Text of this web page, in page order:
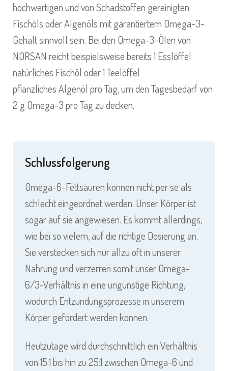
hochwertigen und von Schadstoffen gereinigten
Fischöls oder Algenöls mit garantiertem Omega-3-
Gehalt sinnvoll sein. Bei den Omega-3-Ölen von
NORSAN reicht beispielsweise bereits 1 Esslöffel
natürliches Fischöl oder 1 Teelöffel
pflanzlichesAlgenöl pro Tag, um den Tagesbedarf von
2 g Omega-3 pro Tag zu decken.
Schlussfolgerung
Omega-6-Fettsäuren können nicht per se als
schlecht eingeordnet werden. Unser Körper ist
sogar auf sie angewiesen. Es kommt allerdings,
wie bei so vielem, auf die richtige Dosierung an.
Sie verstecken sich nur allzu oft in unserer
Nahrung und verzerren somit unser Omega-
6/3-Verhältnis in eine ungünstige Richtung,
wodurch Entzündungsprozesse in unserem
Körper gefördert werden können.
Heutzutage wird durchschnittlich ein Verhältnis
von 15:1 bis hin zu 25:1 zwischen Omega-6 und